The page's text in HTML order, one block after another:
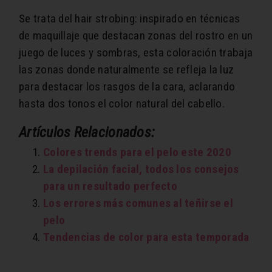
Se trata del hair strobing: inspirado en técnicas
de maquillaje que destacan zonas del rostro en un
juego de luces y sombras, esta coloración trabaja
las zonas donde naturalmente se refleja la luz
para destacar los rasgos de la cara, aclarando
hasta dos tonos el color natural del cabello.
Artículos Relacionados:
Colores trends para el pelo este 2020
La depilación facial, todos los consejos
para un resultado perfecto
Los errores más comunes al teñirse el
pelo
Tendencias de color para esta temporada